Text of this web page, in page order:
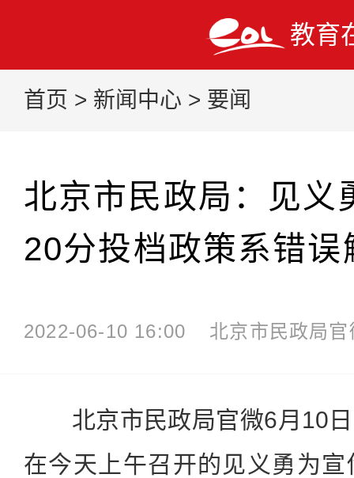
教育
首页 > 新闻中心 > 要闻
北京市民政局：见义
20分投档政策系错误
2022-06-10 16:00 北京市民政局官
北京市民政局官微6月10日
在今天上午召开的见义勇为